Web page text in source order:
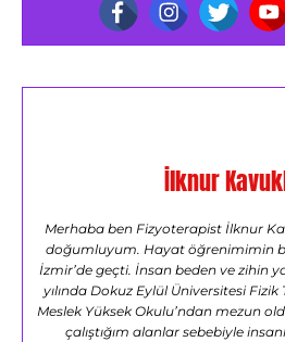
İlknur
Merhaba ben Fizyoterapist İlknur
doğumluyum. Hayat öğrenimimin
İzmir’de geçti. İnsan beden ve zihin
yılında Dokuz Eylül Üniversitesi
Meslek Yüksek Okulu’ndan mezun
çalıştığım alanlar sebebiyle